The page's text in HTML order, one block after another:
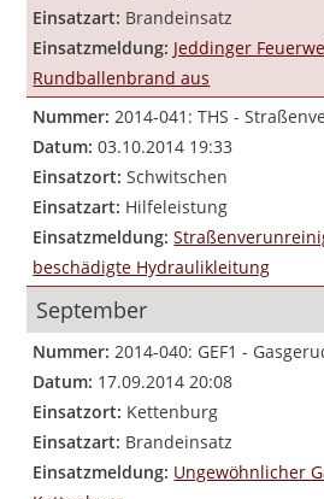
Einsatzart: Brandeinsatz
Einsatzmeldung: Jeddinger
Rundballenbrand aus
Nummer: 2014-041: THS -
Datum: 03.10.2014 19:33
Einsatzort: Schwitschen
Einsatzart: Hilfeleistung
Einsatzmeldung:
beschädigte Hydraulikleitung
September
Nummer: 2014-040: GEF1 -
Datum: 17.09.2014 20:08
Einsatzort: Kettenburg
Einsatzart: Brandeinsatz
Einsatzmeldung: Ungewöhnlicher